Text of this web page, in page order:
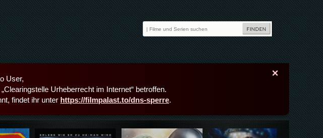
×
User,
Urheberrecht im Internet“ betroffen.
findet ihr unter https://filmpalast.to/dns-sperre.